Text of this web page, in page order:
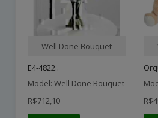
Well Done Bouquet
E4-4822..
Model: Well Done Bouquet
R$712,10